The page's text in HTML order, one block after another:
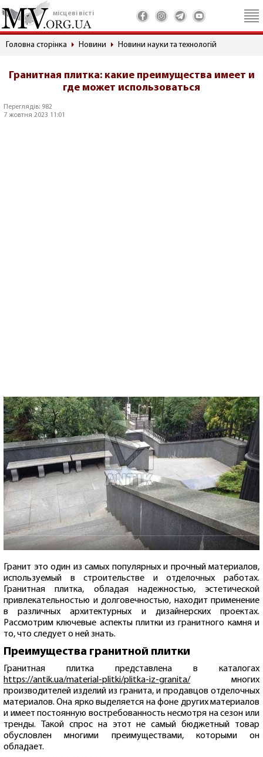
місцеві вісті
Головна сторінка Новини Новини науки та технологій
Гранитная плитка: какие преимущества имеет и
где может использоваться
Переглядів: 982
7 жовтня 2023 11:01
Гранит это один из самых популярных и прочный материалов,
используемый в строительстве и отделочных работах.
Гранитная плитка, обладая надежностью, эстетической
привлекательностью и долговечностью, находит применение
в различных архитектурных и дизайнерских проектах.
Рассмотрим ключевые аспекты плитки из гранитного камня и
то, что следует о ней знать.
Преимущества гранитной плитки
Гранитная плитка представлена в каталогах
https://antik.ua/material-plitki/plitka-iz-granita/ многих
производителей изделий из гранита, и продавцов отделочных
материалов. Она ярко выделяется на фоне других материалов
и имеет постоянную востребованность несмотря на сезон или
тренды. Такой спрос на этот не самый бюджетный товар
обусловлен многими преимуществами, которыми он
обладает.